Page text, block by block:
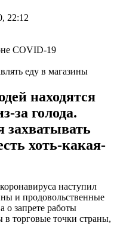
22:12
еду в магазины
находятся
за голода.
захватывать
хоть-какая-
наступил
и продовольственные
о запрете работы
торговые точки страны,